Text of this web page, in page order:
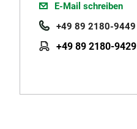
E-Mail schreiben
+49 89 2180-9449
+49 89 2180-9429